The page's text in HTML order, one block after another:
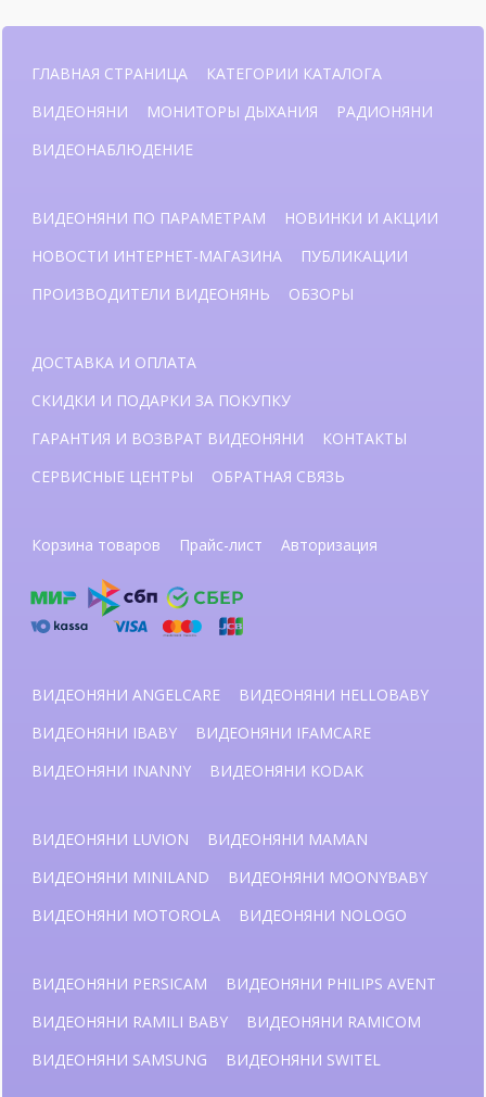
ГЛАВНАЯ СТРАНИЦА
КАТЕГОРИИ КАТАЛОГА
ВИДЕОНЯНИ
МОНИТОРЫ ДЫХАНИЯ
РАДИОНЯНИ
ВИДЕОНАБЛЮДЕНИЕ
ВИДЕОНЯНИ ПО ПАРАМЕТРАМ
НОВИНКИ И АКЦИИ
НОВОСТИ ИНТЕРНЕТ-МАГАЗИНА
ПУБЛИКАЦИИ
ПРОИЗВОДИТЕЛИ ВИДЕОНЯНЬ
ОБЗОРЫ
ДОСТАВКА И ОПЛАТА
СКИДКИ И ПОДАРКИ ЗА ПОКУПКУ
ГАРАНТИЯ И ВОЗВРАТ ВИДЕОНЯНИ
КОНТАКТЫ
СЕРВИСНЫЕ ЦЕНТРЫ
ОБРАТНАЯ СВЯЗЬ
Корзина товаров Прайс-лист Авторизация
ВИДЕОНЯНИ ANGELCARE
ВИДЕОНЯНИ HELLOBABY
ВИДЕОНЯНИ IBABY
ВИДЕОНЯНИ IFAMCARE
ВИДЕОНЯНИ INANNY
ВИДЕОНЯНИ KODAK
ВИДЕОНЯНИ LUVION
ВИДЕОНЯНИ MAMAN
ВИДЕОНЯНИ MINILAND
ВИДЕОНЯНИ MOONYBABY
ВИДЕОНЯНИ MOTOROLA
ВИДЕОНЯНИ NOLOGO
ВИДЕОНЯНИ PERSICAM
ВИДЕОНЯНИ PHILIPS AVENT
ВИДЕОНЯНИ RAMILI BABY
ВИДЕОНЯНИ RAMICOM
ВИДЕОНЯНИ SAMSUNG
ВИДЕОНЯНИ SWITEL